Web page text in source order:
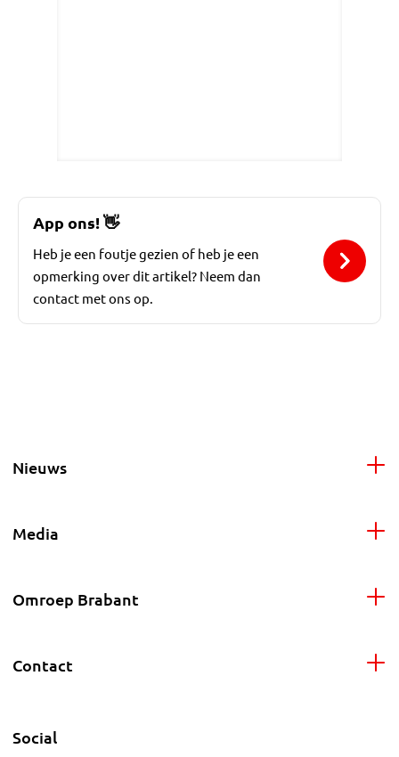
App ons!👋
Heb je een foutje gezien of heb je een
opmerking over dit artikel? Neem dan
contact met ons op.
Nieuws
Media
Omroep Brabant
Contact
Social